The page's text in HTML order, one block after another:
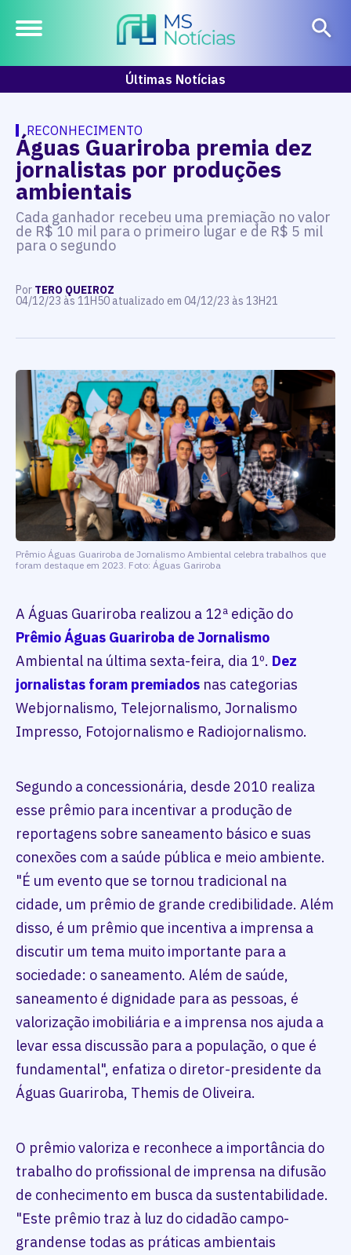
Últimas Notícias
RECONHECIMENTO
Águas Guariroba premia dez
jornalistas por produções
ambientais
Cada ganhador recebeu uma premiação no valor
de R$ 10 mil para o primeiro lugar e de R$ 5 mil
para o segundo
Por TERO QUEIROZ
04/12/23 às 11H50 atualizado em 04/12/23 às 13H21
Prêmio Águas Guariroba de Jornalismo Ambiental celebra trabalhos que
foram destaque em 2023. Foto: Águas Gariroba
A Águas Guariroba realizou a 12ª edição do
Prêmio Águas Guariroba de Jornalismo
Ambiental na última sexta-feira, dia 1º. Dez
jornalistas foram premiados nas categorias
Webjornalismo, Telejornalismo, Jornalismo
Impresso, Fotojornalismo e Radiojornalismo.
Segundo a concessionária, desde 2010 realiza
esse prêmio para incentivar a produção de
reportagens sobre saneamento básico e suas
conexões com a saúde pública e meio ambiente.
"É um evento que se tornou tradicional na
cidade, um prêmio de grande credibilidade. Além
disso, é um prêmio que incentiva a imprensa a
discutir um tema muito importante para a
sociedade: o saneamento. Além de saúde,
saneamento é dignidade para as pessoas, é
valorização imobiliária e a imprensa nos ajuda a
levar essa discussão para a população, o que é
fundamental", enfatiza o diretor-presidente da
Águas Guariroba, Themis de Oliveira.
O prêmio valoriza e reconhece a importância do
trabalho do profissional de imprensa na difusão
de conhecimento em busca da sustentabilidade.
"Este prêmio traz à luz do cidadão campo-
grandense todas as práticas ambientais